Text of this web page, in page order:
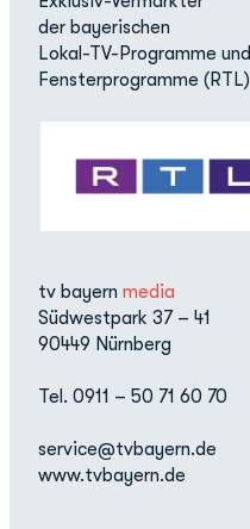
der bayerischen
Lokal-TV-Programme und
Fensterprogramme (RTL)
tv bayern media
Südwestpark 37 – 41
90449 Nürnberg
Tel. 0911 – 50 71 60 70
service@tvbayern.de
www.tvbayern.de